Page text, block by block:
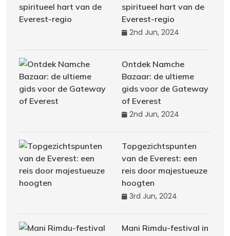
spiritueel hart van de
Everest-regio
2nd Jun, 2024
Ontdek Namche
Bazaar: de ultieme
gids voor de Gateway
of Everest
2nd Jun, 2024
Topgezichtspunten
van de Everest: een
reis door majestueuze
hoogten
3rd Jun, 2024
Mani Rimdu-festival in